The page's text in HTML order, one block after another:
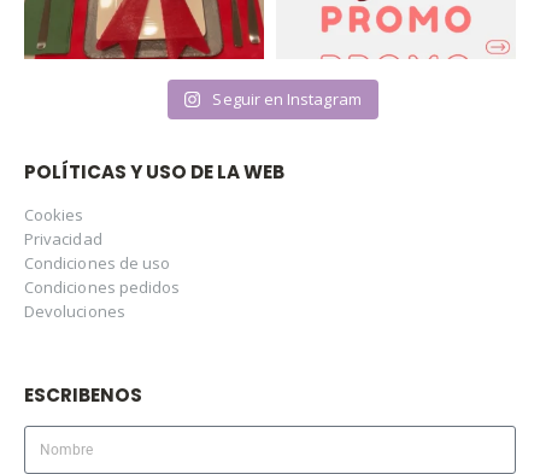
Seguir en Instagram
POLÍTICAS Y USO DE LA WEB
Cookies
Privacidad
Condiciones de uso
Condiciones pedidos
Devoluciones
ESCRIBENOS